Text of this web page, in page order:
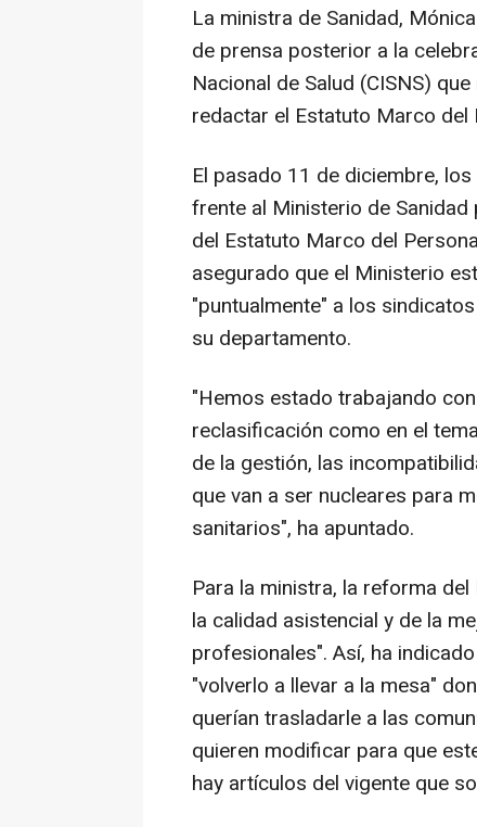
La ministra de Sanidad,
de prensa posterior a la
Nacional de Salud (CISNS)
redactar el Estatuto Marco del
El pasado 11 de diciembre,
frente al Ministerio de
del Estatuto Marco del
asegurado que el Ministerio
"puntualmente" a los
su departamento.
"Hemos estado trabajando
reclasificación como en el
de la gestión, las
que van a ser nucleares para
sanitarios", ha apuntado.
Para la ministra, la reforma
la calidad asistencial y de la
profesionales". Así, ha
"volverlo a llevar a la mesa"
querían trasladarle a las
quieren modificar para que
hay artículos del vigente que